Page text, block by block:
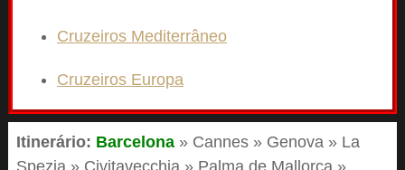
Cruzeiros Mediterrâneo
Cruzeiros Europa
Itinerário: Barcelona » Cannes » Genova » La
Spezia » Civitavecchia » Palma de Mallorca »